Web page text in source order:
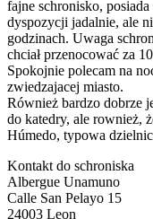
fajne schronisko,
dyspozycji jadalnie, ale
godzinach. Uwaga
chciał przenocować za
Spokojnie polecam na
zwiedzajacej miasto.
Również bardzo dobrze
do katedry, ale rownież,
Húmedo, typowa
Kontakt do schroniska
Albergue Unamuno
Calle San Pelayo 15
24003 Leon